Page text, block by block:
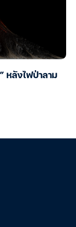
หลังไฟป่าลาม